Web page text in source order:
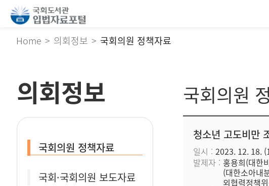
Home 의회정보 국회의원 정책자료
의회정보
국회의원 정책자료
국회·국회의원 보도자료
국회의원
청소년 고도비만
일시 2023. 12. 18.
발제자
홍용희(대한
(대한소아내
외협력정책